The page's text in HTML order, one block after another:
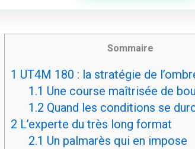
Sommaire
1 UT4M 180 : la stratégie de
1.1 Une course maîtrisée de
1.2 Quand les conditions se
2 L’experte du très long format
2.1 Un palmarès qui en impose